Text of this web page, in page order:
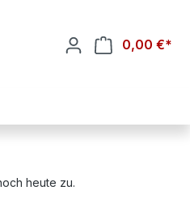
0,00 €*
heute zu.